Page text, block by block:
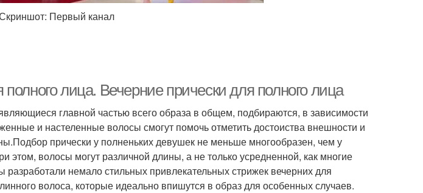
Первый канал
лица. Вечерние прически для полного лица
главной частью всего образа в общем, подбираются, в зависимости
и настеленные волосы смогут помочь отметить достоиства внешности и
прически у полненьких девушек не меньше многообразен, чем у
этом, волосы могут различной длины, а не только усредненной, как многие
немало стильных привлекательных стрижек вечерних для
волоса, которые идеально впишутся в образ для особенных случаев.